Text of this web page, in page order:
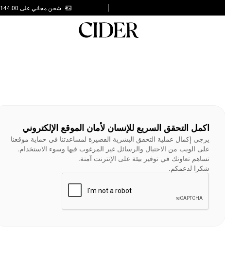
شحن مجاني على AED 144.00
اكمل التحقق السريع للإنسان لأمان الموقع الإلكتروني
يرجى إكمال عملية التحقق البشرية القصيرة لمساعدتنا في حماية موقعنا
على الويب من الاحتيال والرسائل غير المرغوب فيها وسوء الاستخدام.
تساهم تعاونك في توفير بيئة على الإنترنت آمنة.
شكرا لدعمكم.